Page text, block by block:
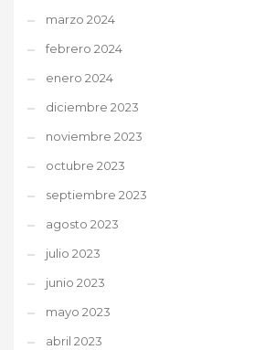
marzo 2024
febrero 2024
enero 2024
diciembre 2023
noviembre 2023
octubre 2023
septiembre 2023
agosto 2023
julio 2023
junio 2023
mayo 2023
abril 2023